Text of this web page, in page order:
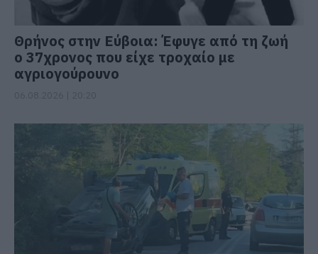
Θρήνος στην Εύβοια: Έφυγε από τη ζωή
ο 37χρονος που είχε τροχαίο με
αγριογούρουνο